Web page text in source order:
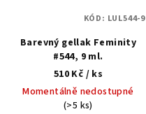
Barevný gellak Feminity
#544, 9 ml.
510 Kč / ks
Momentálně nedostupné
(>5 ks)
KÓD: LUL544-9